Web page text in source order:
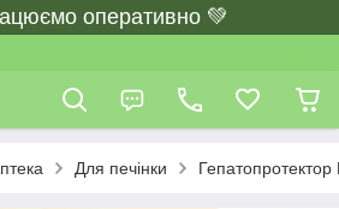
оперативно 💚
Для печінки